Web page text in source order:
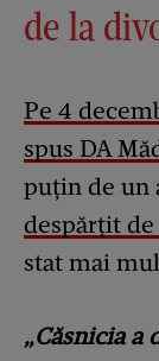
de la
Pe 4
spus DA
puțin de un
despărțit de
stat mai
„Căsnicia a